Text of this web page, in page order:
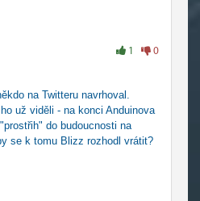
1 0
na Twitteru navrhoval.
už viděli - na konci Anduinova
do budoucnosti na
se k tomu Blizz rozhodl vrátit?